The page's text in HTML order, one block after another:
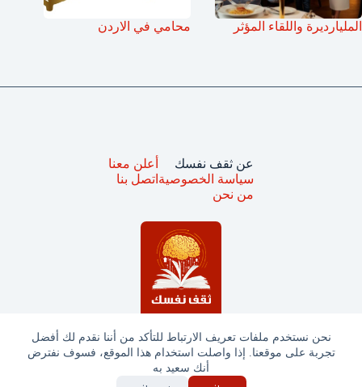
نحن نستخدم ملفات تعريف الارتباط للتأكد من أننا نقدم لك أفضل
تجربة على موقعنا. إذا واصلت استخدام هذا الموقع، فسوف نفترض
أنك سعيد به
المليارديرة واللقاء المؤثر محامي في الاردن
جميع الحقوق محفوظة © ثقف نفسك 2025
عن ثقف نفسك
سياسة الخصوصية
من نحن
أعلن معنا
اتصل بنا